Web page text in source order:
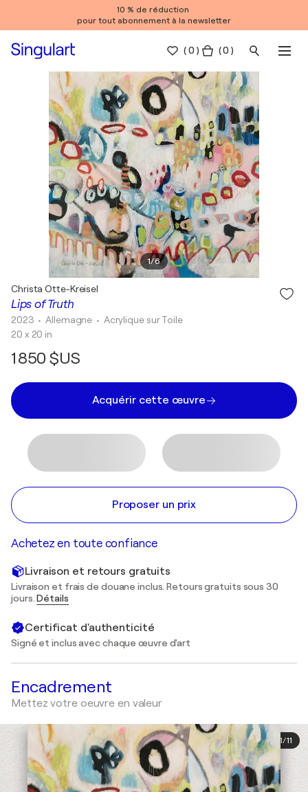
10 % de réduction
pour tout abonnement à la newsletter
(0 ) ( 0 )
1/6
Lips of Truth
Christa Otte-Kreisel
2023 • Allemagne • Acrylique sur Toile
20 x 20 in
1 850 $US
Acquérir cette œuvre
Proposer un prix
Achetez en toute confiance
Livraison et retours gratuits
Livraison et frais de douane inclus. Retours gratuits sous 30
jours.Détails
Certificat d'authenticité
Signé et inclus avec chaque œuvre d'art
Encadrement
Mettez votre oeuvre en valeur
1/11